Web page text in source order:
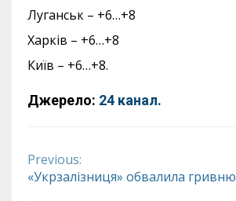
Луганськ – +6…+8
Харків – +6…+8
Київ – +6…+8.
Джерело: 24 канал.
Continue
Previous:
«Укрзалізниця» обвалила гривню